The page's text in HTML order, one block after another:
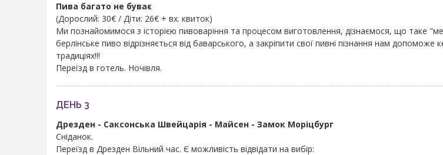
Пива багато не буває
(Дорослий: 30€ / Діти: 26€ + вх. квиток)
Ми познайомимося з історією пивоваріння та процесом виготовлення, дізнаємося, що таке
берлінське пиво відрізняється від баварського, а закріпити свої пивні пізнання нам
традиціях!!!
Переїзд в готель. Ночівля.
ДЕНЬ 3
Дрезден - Саксонська Швейцарія - Майсен - Замок Моріцбург
Сніданок.
Переїзд в Дрезден Вільний час. Є можливість відвідати на вибір: